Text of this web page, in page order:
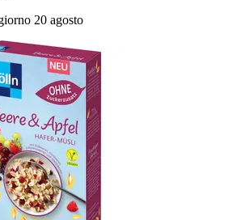
20 agosto